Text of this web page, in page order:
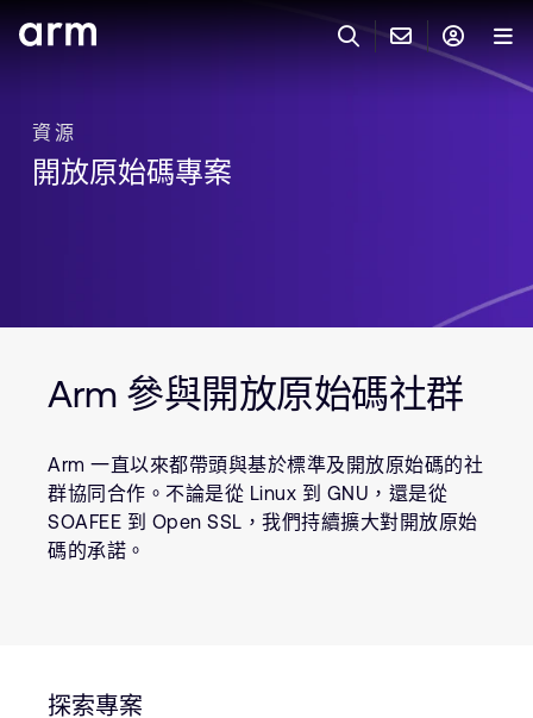
聯絡技術支援
Flexible Access 企業版
其他事項
Arm Integrity Helpline
教育計畫項目
媒體聯絡
人才招募
Arm 帳號
產品
開發者
支援與訓練
公司資訊
資源
開放原始碼專案
Arm 參與開放原始碼社群
Arm 一直以來都帶頭與基於標準及開放原始碼的社
群協同合作。不論是從 Linux 到 GNU，還是從
SOAFEE 到 Open SSL，我們持續擴大對開放原始
碼的承諾。
探索專案